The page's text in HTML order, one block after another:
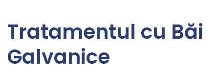
Tratamentul cu Băi
Galvanice